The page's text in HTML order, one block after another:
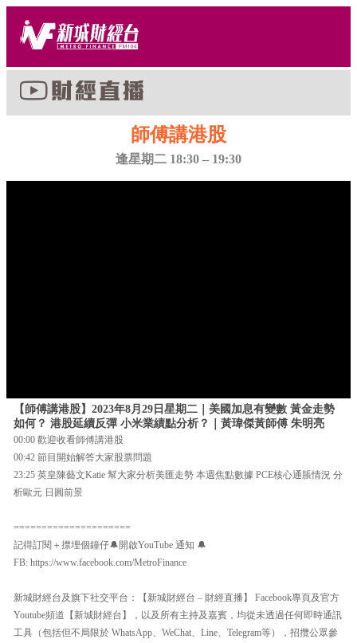
師傅講港股
逢星期二 18:30 – 19:30
【師傅講港股】2023年8月29日星期二｜美國加息有變數 黃金走勢
如何？ 港股延續反彈 小米業績點分析？｜黃瑋傑黃師傅 朱明亮
00:00 歡迎收看師傅講港股
00:42 節目開始解答大家股票問題
23:25 英皇陳藝文Katie 幫大家分析美匯走勢 本週焦點數據 PCE核心通脹情況 分
析歐元 日圓前景
=====================
記得訂閱＋㩒埋個鐘仔🔔開啟YouTube 通知 🔔
FB: https://www.facebook.com/MetroFinance
新城財經台及旗下社交平台：【新城財經台 – 財經直播】 Facebook專頁及官方
Youtube頻道【新城財經台】，以及所有主持及嘉賓，均從未透過任何即時通訊
工具（包括但不局限於 WhatsApp、WeChat、Line、Telegram等），招攬公眾參